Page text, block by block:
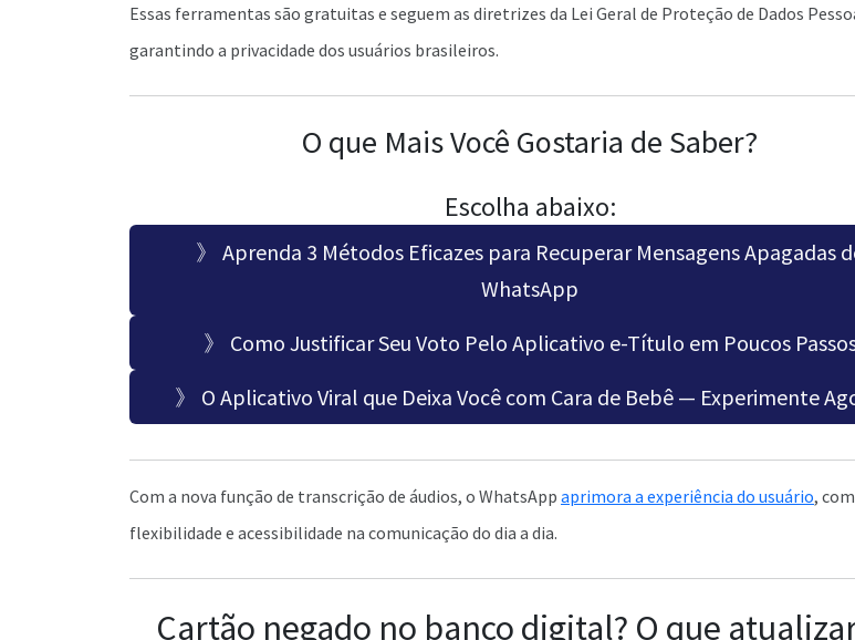
Essas ferramentas são gratuitas e seguem as diretrizes da Lei Geral de Proteção de Dados
garantindo a privacidade dos usuários brasileiros.
O que Mais Você Gostaria de Saber?
Escolha abaixo:
》 Aprenda 3 Métodos Eficazes para Recuperar Mensagens Apagadas
WhatsApp
》 Como Justificar Seu Voto Pelo Aplicativo e-Título em Poucos
》 O Aplicativo Viral que Deixa Você com Cara de Bebê — Experimente
Com a nova função de transcrição de áudios, o WhatsApp aprimora a experiência do usuário,
flexibilidade e acessibilidade na comunicação do dia a dia.
Cartão negado no banco digital? O que